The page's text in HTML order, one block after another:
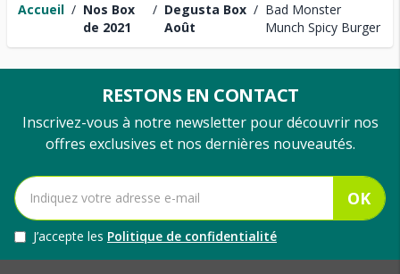
Accueil / Nos Box
de 2021
/ Degusta Box
Août
/ Bad Monster
Munch Spicy Burger
RESTONS EN CONTACT
Inscrivez-vous à notre newsletter pour découvrir nos
offres exclusives et nos dernières nouveautés.
OK
J’accepte les Politique de confidentialité